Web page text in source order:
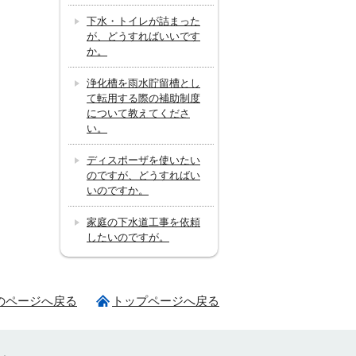
下水・トイレが詰まった
が、どうすればいいです
か。
浄化槽を雨水貯留槽とし
て転用する際の補助制度
について教えてくださ
い。
ディスポーザを使いたい
のですが、どうすればい
いのですか。
家庭の下水道工事を依頼
したいのですが。
ページへ戻る トップページへ戻る